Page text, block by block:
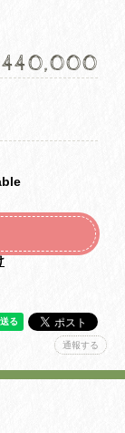
¥440,000
通報する